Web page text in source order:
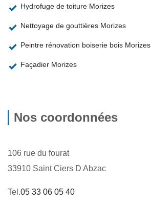
Hydrofuge de toiture Morizes
Nettoyage de gouttières Morizes
Peintre rénovation boiserie bois Morizes
Façadier Morizes
Nos coordonnées
106 rue du fourat
33910 Saint Ciers D Abzac
Tel.05 33 06 05 40